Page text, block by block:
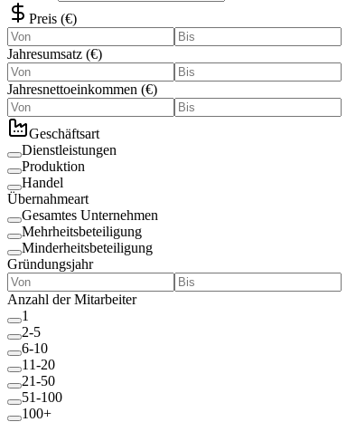
Preis (€)
Jahresumsatz (€)
Jahresnettoeinkommen (€)
Geschäftsart
Dienstleistungen
Produktion
Handel
Übernahmeart
Gesamtes Unternehmen
Mehrheitsbeteiligung
Minderheitsbeteiligung
Gründungsjahr
Anzahl der Mitarbeiter
1
2-5
6-10
11-20
21-50
51-100
100+